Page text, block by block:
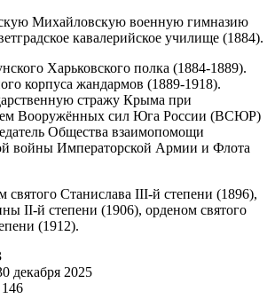
Михайловскую военную гимназию
кавалерийское училище (1884).
Харьковского полка (1884-1889).
корпуса жандармов (1889-1918).
стражу Крыма при
Вооружённых сил Юга России (ВСЮР)
Общества взаимопомощи
войны Императорской Армии и Флота
святого Станислава III-й степени (1896),
II-й степени (1906), орденом святого
(1912).
декабря 2025